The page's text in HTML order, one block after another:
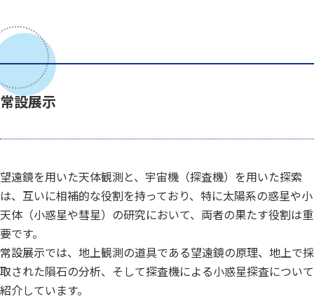
常設展示
望遠鏡を用いた天体観測と、宇宙機（探査機）を用いた探索
は、互いに相補的な役割を持っており、特に太陽系の惑星や小
天体（小惑星や彗星）の研究において、両者の果たす役割は重
要です。
常設展示では、地上観測の道具である望遠鏡の原理、地上で採
取された隕石の分析、そして探査機による小惑星探査について
紹介しています。